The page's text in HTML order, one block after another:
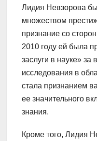
Лидия Невзорова
множеством
признание со
2010 году ей была
заслуги в науке»
исследования в
стала признанием
ее значительного
знания.
Кроме того, Лидия